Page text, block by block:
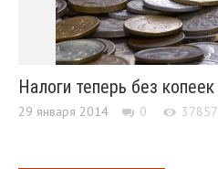
Налоги теперь без копеек
29 января 2014 0 37857